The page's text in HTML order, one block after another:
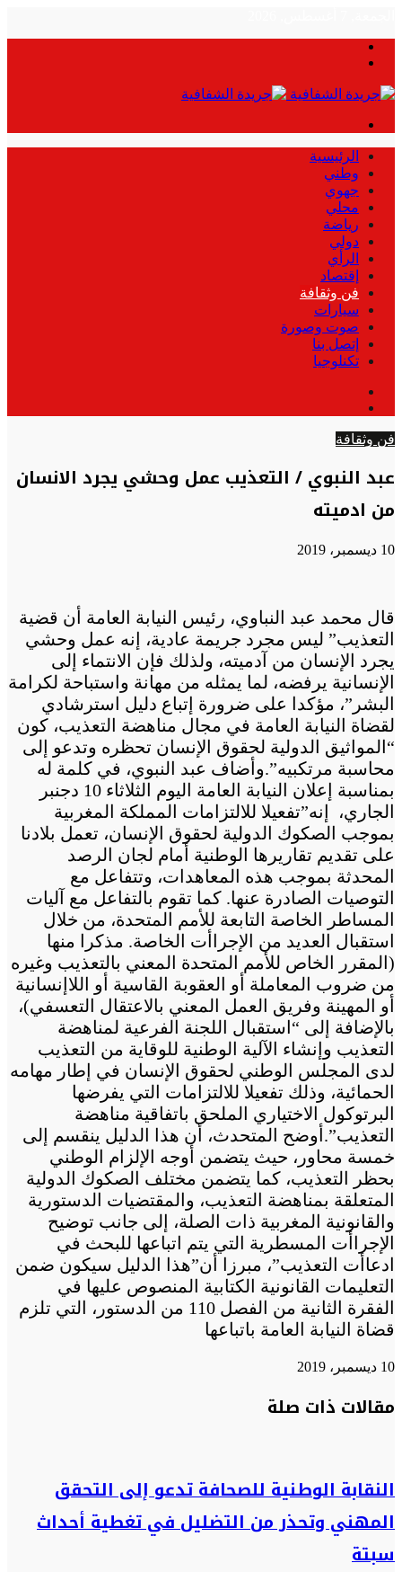
الرئيسية
وطني
جهوي
محلي
رياضة
دولي
الرأي
إقتصاد
فن وثقافة
سيارات
صوت وصورة
إتصل بنا
تكنلوجيا
فن وثقافة
عبد النبوي / التعذيب عمل وحشي يجرد الانسان
من ادميته
10 ديسمبر، 2019
قال محمد عبد النباوي، رئيس النيابة العامة أن قضية
التعذيب” ليس مجرد جريمة عادية، إنه عمل وحشي
يجرد الإنسان من آدميته، ولذلك فإن الانتماء إلى
الإنسانية يرفضه، لما يمثله من مهانة واستباحة لكرامة
البشر”، مؤكدا على ضرورة إتباع دليل استرشادي
لقضاة النيابة العامة في مجال مناهضة التعذيب، كون
“المواثيق الدولية لحقوق الإنسان تحظره وتدعو إلى
محاسبة مرتكبيه”.وأضاف عبد النبوي، في كلمة له
بمناسبة إعلان النيابة العامة اليوم الثلاثاء 10 دجنبر
الجاري، إنه”تفعيلا للالتزامات المملكة المغربية
بموجب الصكوك الدولية لحقوق الإنسان، تعمل بلادنا
على تقديم تقاريرها الوطنية أمام لجان الرصد
المحدثة بموجب هذه المعاهدات، وتتفاعل مع
التوصيات الصادرة عنها. كما تقوم بالتفاعل مع آليات
المساطر الخاصة التابعة للأمم المتحدة، من خلال
استقبال العديد من الإجراأت الخاصة. مذكرا منها
(المقرر الخاص للأمم المتحدة المعني بالتعذيب وغيره
من ضروب المعاملة أو العقوبة القاسية أو اللاإنسانية
أو المهينة وفريق العمل المعني بالاعتقال التعسفي)،
بالإضافة إلى “استقبال اللجنة الفرعية لمناهضة
التعذيب وإنشاء الآلية الوطنية للوقاية من التعذيب
لدى المجلس الوطني لحقوق الإنسان في إطار مهامه
الحمائية، وذلك تفعيلا للالتزامات التي يفرضها
البرتوكول الاختياري الملحق باتفاقية مناهضة
التعذيب”.أوضح المتحدث، أن هذا الدليل ينقسم إلى
خمسة محاور، حيث يتضمن أوجه الإلزام الوطني
بحظر التعذيب، كما يتضمن مختلف الصكوك الدولية
المتعلقة بمناهضة التعذيب، والمقتضيات الدستورية
والقانونية المغربية ذات الصلة، إلى جانب توضيح
الإجراأت المسطرية التي يتم اتباعها للبحث في
ادعاأت التعذيب”، مبرزا أن”هذا الدليل سيكون ضمن
التعليمات القانونية الكتابية المنصوص عليها في
الفقرة الثانية من الفصل 110 من الدستور، التي تلزم
قضاة النيابة العامة باتباعها
10 ديسمبر، 2019
عبر
البريد
مقالات ذات صلة
النقابة الوطنية للصحافة تدعو إلى التحقق
المهني وتحذر من التضليل في تغطية أحداث
سبتة